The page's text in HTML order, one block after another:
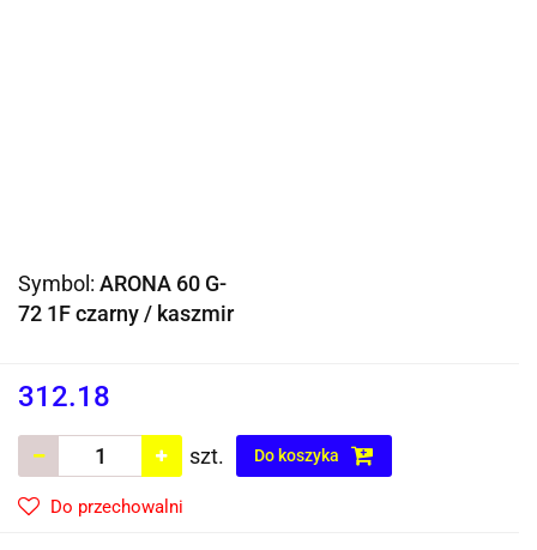
Symbol: ARONA 60 G-
72 1F czarny / kaszmir
312.18
szt. Do koszyka
Do przechowalni